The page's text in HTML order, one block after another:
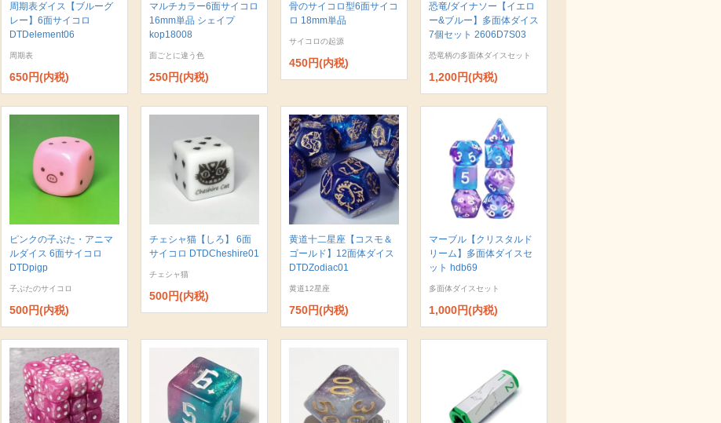
周期表ダイス【ブルーグ
レー】6面サイコロ
DTDelement06
周期表
650円(内税)
マルチカラー6面サイコロ
16mm単品 シェイプ
kop18008
面ごとに違う色
250円(内税)
骨のサイコロ型6面サイコ
ロ 18mm単品
サイコロの起源
450円(内税)
恐竜/ダイナソー【イエロ
ー&ブルー】多面体ダイス
7個セット 2606D7S03
恐竜柄の多面体ダイスセット
1,200円(内税)
ピンクの子ぶた・アニマ
ルダイス 6面サイコロ
DTDpigp
子ぶたのサイコロ
500円(内税)
チェシャ猫【しろ】 6面
サイコロ DTDCheshire01
チェシャ猫
500円(内税)
黄道十二星座【コスモ＆
ゴールド】12面体ダイス
DTDZodiac01
黄道12星座
750円(内税)
マーブル【クリスタルド
リーム】多面体ダイスセ
ット hdb69
多面体ダイスセット
1,000円(内税)